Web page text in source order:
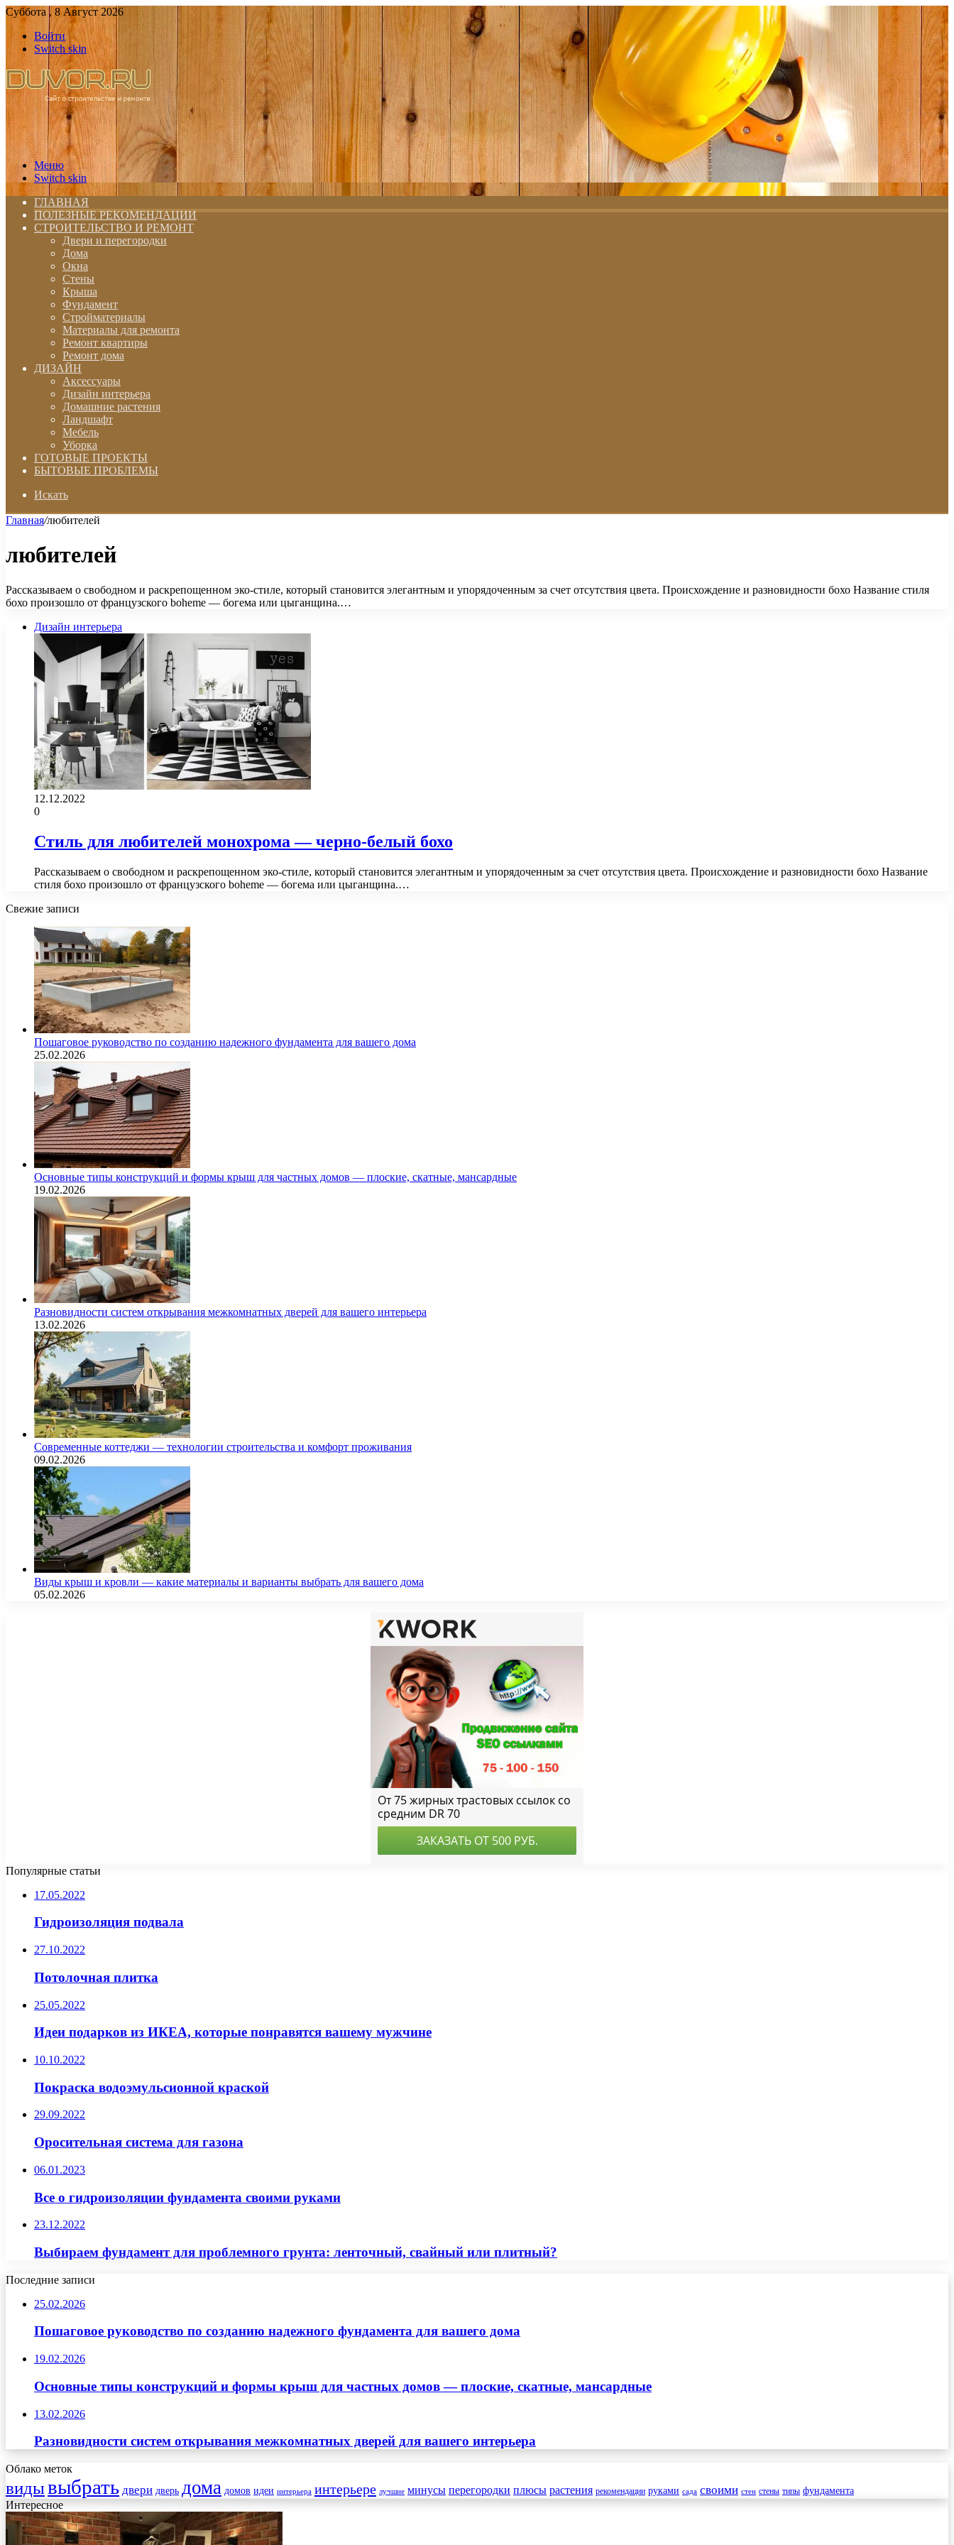
Суббота , 8 Август 2026
Войти
Switch skin
Меню
Switch skin
ГЛАВНАЯ
ПОЛЕЗНЫЕ РЕКОМЕНДАЦИИ
СТРОИТЕЛЬСТВО И РЕМОНТ
Двери и перегородки
Дома
Окна
Стены
Крыша
Фундамент
Стройматериалы
Материалы для ремонта
Ремонт квартиры
Ремонт дома
ДИЗАЙН
Аксессуары
Дизайн интерьера
Домашние растения
Ландшафт
Мебель
Уборка
ГОТОВЫЕ ПРОЕКТЫ
БЫТОВЫЕ ПРОБЛЕМЫ
Искать
Главная/любителей
любителей
Рассказываем о свободном и раскрепощенном эко-стиле, который становится элегантным и упорядоченным за счет отсутствия цвета. Происхождение и разновидности бохо Название стиля
бохо произошло от французского boheme — богема или цыганщина.…
Дизайн интерьера
12.12.2022
0
Стиль для любителей монохрома — черно-белый бохо
Рассказываем о свободном и раскрепощенном эко-стиле, который становится элегантным и упорядоченным за счет отсутствия цвета. Происхождение и разновидности бохо Название
стиля бохо произошло от французского boheme — богема или цыганщина.…
Свежие записи
Пошаговое руководство по созданию надежного фундамента для вашего дома
25.02.2026
Основные типы конструкций и формы крыш для частных домов — плоские, скатные, мансардные
19.02.2026
Разновидности систем открывания межкомнатных дверей для вашего интерьера
13.02.2026
Современные коттеджи — технологии строительства и комфорт проживания
09.02.2026
Виды крыш и кровли — какие материалы и варианты выбрать для вашего дома
05.02.2026
Популярные статьи
17.05.2022
Гидроизоляция подвала
27.10.2022
Потолочная плитка
25.05.2022
Идеи подарков из ИКЕА, которые понравятся вашему мужчине
10.10.2022
Покраска водоэмульсионной краской
29.09.2022
Оросительная система для газона
06.01.2023
Все о гидроизоляции фундамента своими руками
23.12.2022
Выбираем фундамент для проблемного грунта: ленточный, свайный или плитный?
Последние записи
25.02.2026
Пошаговое руководство по созданию надежного фундамента для вашего дома
19.02.2026
Основные типы конструкций и формы крыш для частных домов — плоские, скатные, мансардные
13.02.2026
Разновидности систем открывания межкомнатных дверей для вашего интерьера
Облако меток
видывыбрать двери дверь дома домов идеи интерьера интерьере лучшие минусы перегородки плюсы растения рекомендации руками сада своими стен стены типы фундамента
Интересное